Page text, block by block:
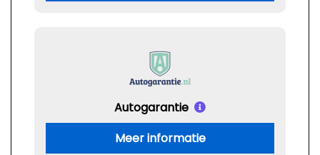
Autogarantie
Meer informatie